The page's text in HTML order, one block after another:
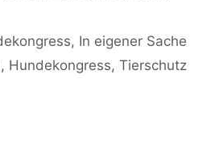
, In eigener Sache
, Hundekongress,Tierschutz